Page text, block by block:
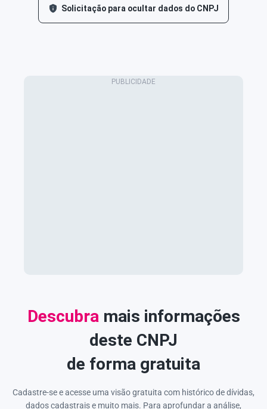
Solicitação para ocultar dados do CNPJ
Descubra mais informações
deste CNPJ
de forma gratuita
Cadastre-se e acesse uma visão gratuita com histórico de dívidas,
dados cadastrais e muito mais. Para aprofundar a análise,